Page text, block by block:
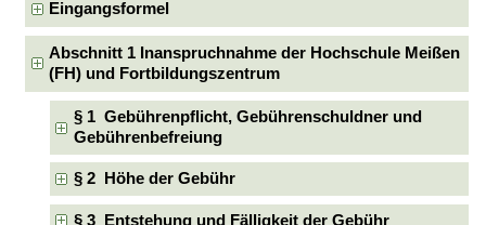
Eingangsformel
Abschnitt 1 Inanspruchnahme der Hochschule Meißen
(FH) und Fortbildungszentrum
§ 1 Gebührenpflicht, Gebührenschuldner und
Gebührenbefreiung
§ 2 Höhe der Gebühr
§ 3 Entstehung und Fälligkeit der Gebühr